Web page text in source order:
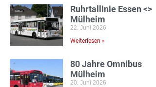
Ruhrtallinie Essen <>
Mülheim
22. Juni 2026
Weiterlesen »
80 Jahre Omnibus
Mülheim
20. Juni 2026